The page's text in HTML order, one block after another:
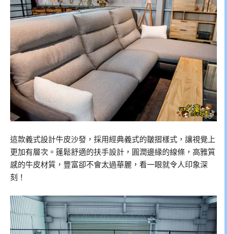
這款義式設計牛皮沙發，採用經典義式的皺摺樣式，讓視覺上
更加有層次。蓬鬆舒適的扶手設計，圓潤邊緣的線條，高雅質
感的牛皮材質，豐富卻不會太過華麗，看一眼就令人印象深
刻！